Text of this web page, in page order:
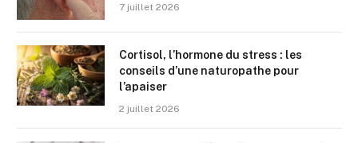
7 juillet 2026
Cortisol, l’hormone du stress : les
conseils d’une naturopathe pour
l’apaiser
2 juillet 2026